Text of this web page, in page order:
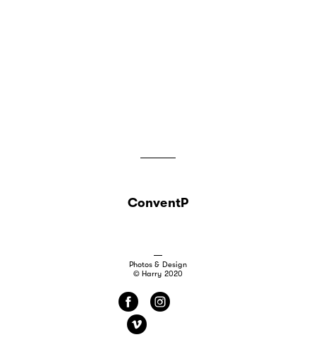
ConventP
Photos & Design
© Harry 2020
f
i
v